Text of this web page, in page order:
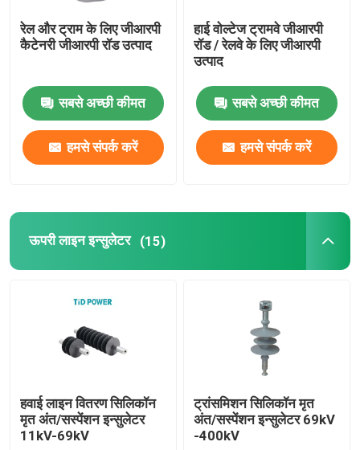
लाइव लाइन उपकरण
कैटेनरी जीआरपी उत्पाद
ऊपरी लाइन इन्सुलेटर
इपॉक्सी फाइबरग्लास रॉड
फ़्यूज़ कट आउट
अछूता मचान
रेल और ट्राम के लिए जीआरपी
कैटेनरी जीआरपी रॉड उत्पाद
सबसे अच्छी कीमत
हमसे संपर्क करें
हाई वोल्टेज ट्रामवे जीआरपी
रॉड / रेलवे के लिए जीआरपी
उत्पाद
सबसे अच्छी कीमत
हमसे संपर्क करें
ऊपरी लाइन इन्सुलेटर (15)
हवाई लाइन वितरण सिलिकॉन
मृत अंत/सस्पेंशन इन्सुलेटर
11kV-69kV
ट्रांसमिशन सिलिकॉन मृत
अंत/सस्पेंशन इन्सुलेटर 69kV
-400kV